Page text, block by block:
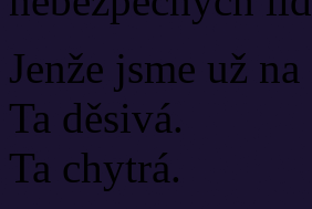
Jenže jsme už
Ta děsivá.
Ta chytrá.